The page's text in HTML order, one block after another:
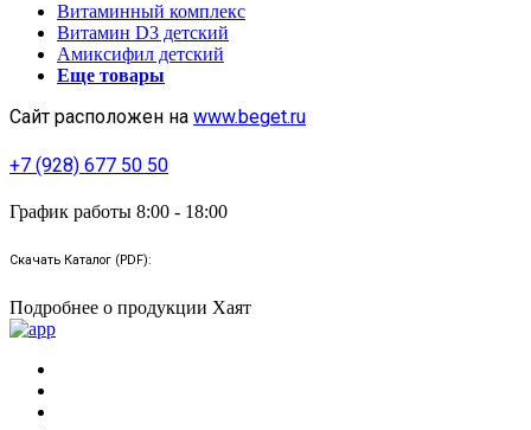
Витаминный комплекс
Витамин D3 детский
Амиксифил детский
Еще товары
Сайт расположен на www.beget.ru
+7 (928) 677 50 50
График работы 8:00 - 18:00
Скачать Каталог (PDF):
Подробнее о продукции Хаят